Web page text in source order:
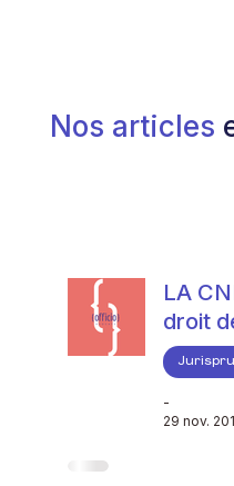
Nos articles
LA
droit
-
29 nov.